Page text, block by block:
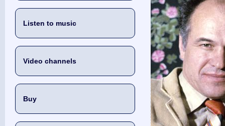
Listen to music
Video channels
Buy